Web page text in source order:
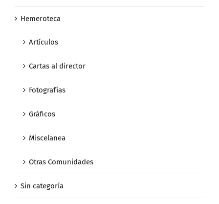
Hemeroteca
Artículos
Cartas al director
Fotografías
Gráficos
Miscelanea
Otras Comunidades
Sin categoría